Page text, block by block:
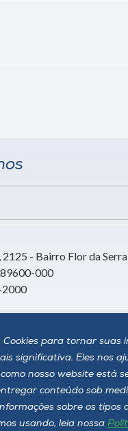
Cookies para tornar suas
significativa. Eles nos
nosso website está
conteúdo sob
sobre os tipos
usando, leia nossa
2125 - Bairro Flor da Serra
89600-000
2000